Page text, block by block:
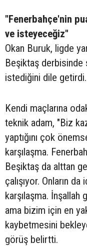
"Fenerbahçe'nin
ve isteyeceğiz"
Okan Buruk, ligde
Beşiktaş derbisinde
istediğini dile getirdi.
Kendi maçlarına
teknik adam, "Biz
yaptığını çok
karşılaşma.
Beşiktaş da alttan
çalışıyor. Onların
karşılaşma.
ama bizim için en
kaybetmesini
görüş belirtti.